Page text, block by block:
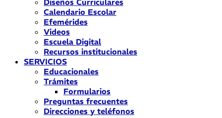
Diseños Curriculares
Calendario Escolar
Efemérides
Videos
Escuela Digital
Recursos institucionales
SERVICIOS
Educacionales
Trámites
Formularios
Preguntas frecuentes
Direcciones y teléfonos